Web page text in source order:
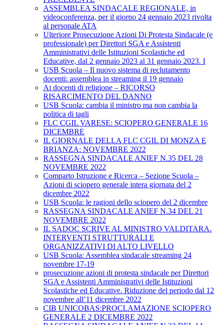
ASSEMBLEA SINDACALE REGIONALE, in
videoconferenza, per il giorno 24 gennaio 2023 rivolta
al personale ATA
Ulteriore Prosecuzione Azioni Di Protesta Sindacale (e
professionale) per Direttori SGA e Assistenti
Amministrativi delle Istituzioni Scolastiche ed
Educative, dal 2 gennaio 2023 al 31 gennaio 2023. I
USB Scuola – Il nuovo sistema di reclutamento
docenti: assemblea in streaming il 19 gennaio
Ai docenti di religione – RICORSO
RISARCIMENTO DEL DANNO
USB Scuola: cambia il ministro ma non cambia la
politica di tagli
FLC CGIL VARESE: SCIOPERO GENERALE 16
DICEMBRE
IL GIORNALE DELLA FLC CGIL DI MONZA E
BRIANZA: NOVEMBRE 2022
RASSEGNA SINDACALE ANIEF N.35 DEL 28
NOVEMBRE 2022
Comparto Istruzione e Ricerca – Sezione Scuola –
Azioni di sciopero generale intera giornata del 2
dicembre 2022
USB Scuola: le ragioni dello sciopero del 2 dicembre
RASSEGNA SINDACALE ANIEF N.34 DEL 21
NOVEMBRE 2022
IL SADOC SCRIVE AL MINISTRO VALDITARA.
INTERVENTI STRUTTURALI E
ORGANIZZATIVI DI ALTO LIVELLO
USB Scuola: Assemblea sindacale streaming 24
novembre 17-19
prosecuzione azioni di protesta sindacale per Direttori
SGA e Assistenti Amministrativi delle Istituzioni
Scolastiche ed Educative. Riduzione del periodo dal 12
novembre all’11 dicembre 2022
CIB UNICOBAS:PROCLAMAZIONE SCIOPERO
GENERALE 2 DICEMBRE 2022